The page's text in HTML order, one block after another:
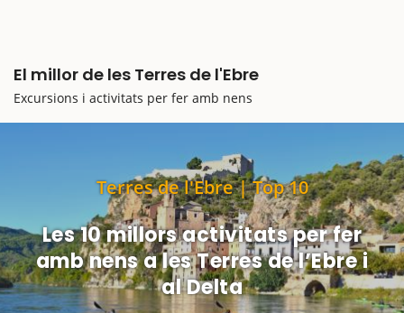
El millor de les Terres de l'Ebre
Excursions i activitats per fer amb nens
Terres de l'Ebre | Top 10
Les 10 millors activitats per fer
amb nens a les Terres de l’Ebre i
al Delta